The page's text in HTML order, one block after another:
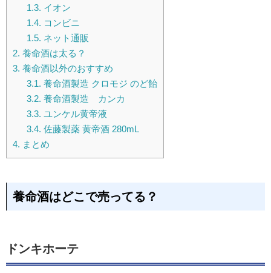
1.3. イオン
1.4. コンビニ
1.5. ネット通販
2. 養命酒は太る？
3. 養命酒以外のおすすめ
3.1. 養命酒製造 クロモジ のど飴
3.2. 養命酒製造 カンカ
3.3. ユンケル黄帝液
3.4. 佐藤製薬 黄帝酒 280mL
4. まとめ
養命酒はどこで売ってる？
ドンキホーテ